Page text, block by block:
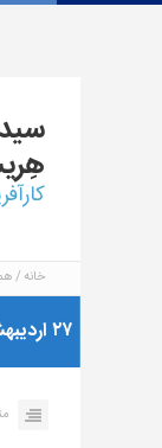
خانه
۲۷ اردیبهشت ۱۳۹۵